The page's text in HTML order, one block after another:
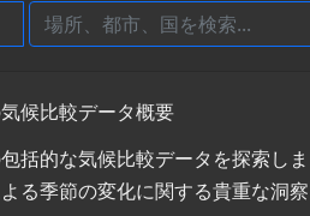
候比較データ概要
括的な気候比較データを探索し
る季節の変化に関する貴重な洞